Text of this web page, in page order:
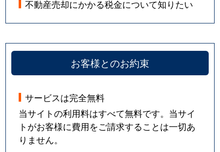
不動産売却にかかる税金について知りたい
お客様とのお約束
サービスは完全無料
当サイトの利用料はすべて無料です。当サイ
トがお客様に費用をご請求することは一切あ
りません。